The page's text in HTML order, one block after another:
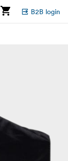
B2B login